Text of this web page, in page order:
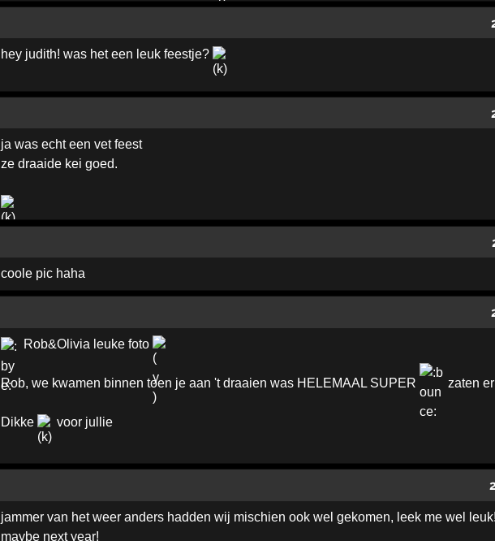
hey judith! was het een leuk feestje?
ja was echt een vet feest
ze draaide kei goed.
coole pic haha
Rob&Olivia leuke foto
Rob, we kwamen binnen toen je aan 't draaien was HELEMAAL SUPER zaten
Dikke voor jullie
jammer van het weer anders hadden wij mischien ook wel gekomen, leek me wel leuk!
maybe next year!